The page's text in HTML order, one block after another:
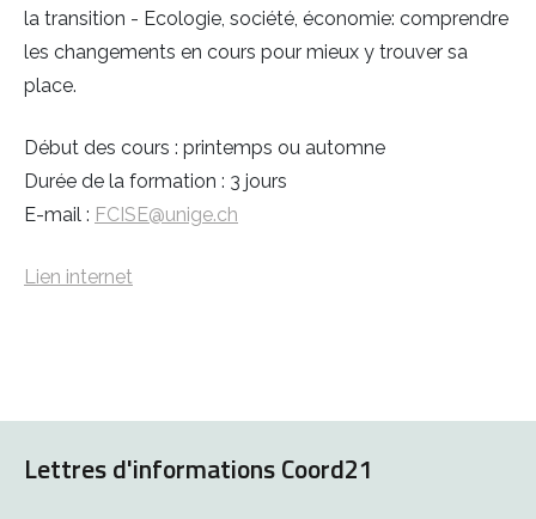
la transition - Ecologie, société, économie: comprendre
les changements en cours pour mieux y trouver sa
place.
Début des cours : printemps ou automne
Durée de la formation : 3 jours
E-mail : FCISE@unige.ch
Lien internet
Lettres d'informations Coord21